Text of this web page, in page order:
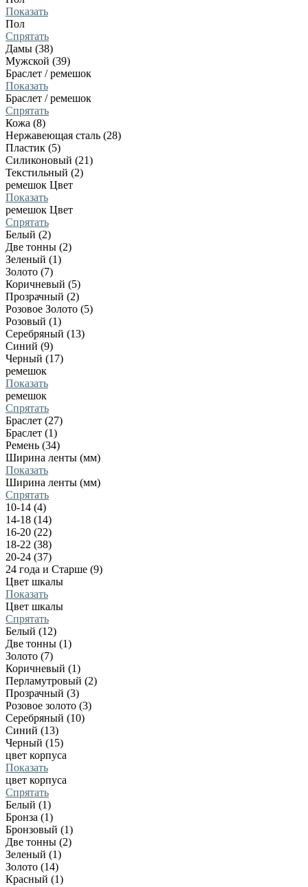
Показать
Пол
Спрятать
Дамы (38)
Мужской (39)
Браслет / ремешок
Показать
Браслет / ремешок
Спрятать
Кожа (8)
Нержавеющая сталь (28)
Пластик (5)
Силиконовый (21)
Текстильный (2)
ремешок Цвет
Показать
ремешок Цвет
Спрятать
Белый (2)
Две тонны (2)
Зеленый (1)
Золото (7)
Коричневый (5)
Прозрачный (2)
Розовое Золото (5)
Розовый (1)
Серебряный (13)
Синий (9)
Черный (17)
ремешок
Показать
ремешок
Спрятать
Браслет (27)
Браслет (1)
Ремень (34)
Ширина ленты (мм)
Показать
Ширина ленты (мм)
Спрятать
10-14 (4)
14-18 (14)
16-20 (22)
18-22 (38)
20-24 (37)
24 года и Старше (9)
Цвет шкалы
Показать
Цвет шкалы
Спрятать
Белый (12)
Две тонны (1)
Золото (7)
Коричневый (1)
Перламутровый (2)
Прозрачный (3)
Розовое золото (3)
Серебряный (10)
Синий (13)
Черный (15)
цвет корпуса
Показать
цвет корпуса
Спрятать
Белый (1)
Бронза (1)
Бронзовый (1)
Две тонны (2)
Зеленый (1)
Золото (14)
Красный (1)